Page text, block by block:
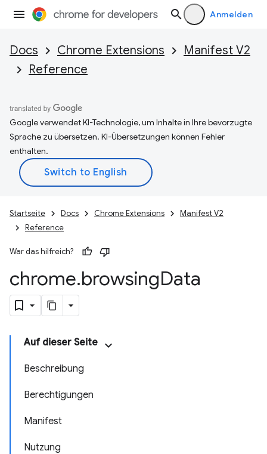
Anmelden
Docs Chrome Extensions
Manifest V2
Reference
Google verwendet KI-Technologie, um Inhalte in Ihre bevorzugte
Sprache zu übersetzen. KI-Übersetzungen können Fehler
enthalten.
Startseite Docs Chrome Extensions
Manifest V2
Reference
War das hilfreich?
chrome.browsingData
Auf dieser Seite
Beschreibung
Berechtigungen
Manifest
Nutzung